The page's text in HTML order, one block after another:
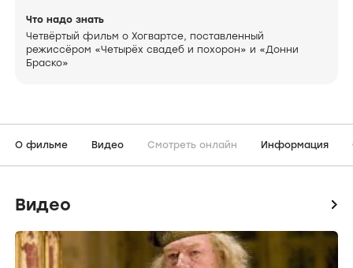
таким значком, должен знать каждый.
Что надо знать
Четвёртый фильм о Хогвартсе, поставленный
режиссёром «Четырёх свадеб и похорон» и «Донни
Браско»
О фильме Видео Смотреть онлайн Информация
Видео icon